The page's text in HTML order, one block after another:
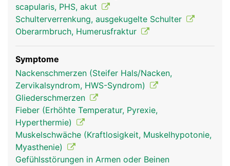
Frau
Mann
scapularis, PHS, akut
Schulterverrenkung, ausgekugelte Schulter
Oberarmbruch, Humerusfraktur
Symptome
Nackenschmerzen (Steifer Hals/Nacken,
Zervikalsyndrom, HWS-Syndrom)
Gliederschmerzen
Fieber (Erhöhte Temperatur, Pyrexie,
Hyperthermie)
Muskelschwäche (Kraftlosigkeit, Muskelhypotonie,
Myasthenie)
Gefühlsstörungen in Armen oder Beinen